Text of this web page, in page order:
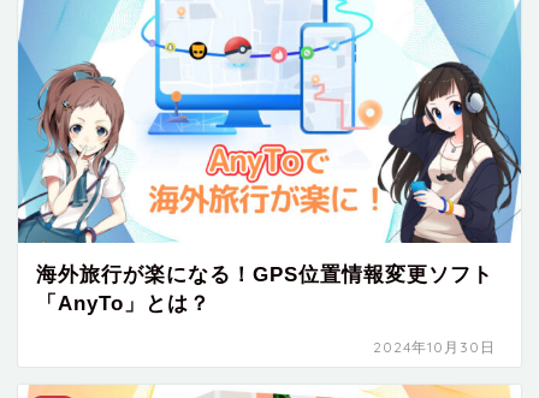
海外旅行が楽になる！GPS位置情報変更ソフト
「AnyTo」とは？
2024年10月30日